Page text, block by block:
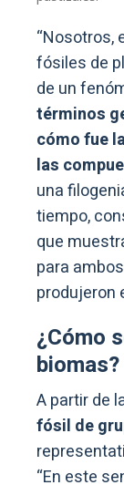
“Nosotros,
fósiles de
de un
términos
cómo fue
las
una
tiempo,
que
para
produjeron
¿Cómo
biomas?
A partir de
fósil de
“En este